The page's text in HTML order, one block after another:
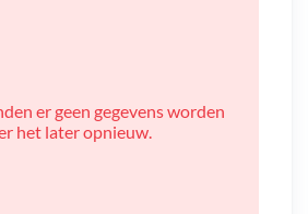
er geen gegevens worden
het later opnieuw.